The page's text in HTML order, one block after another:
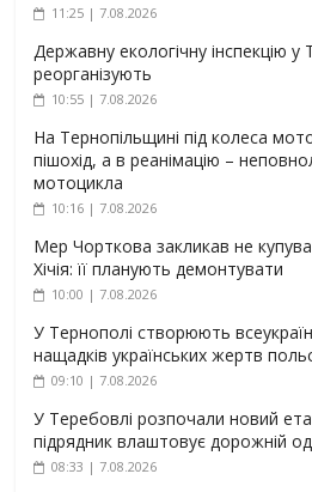
11:25 | 7.08.2026
Державну екологічну інспекцію у
реорганізують
10:55 | 7.08.2026
На Тернопільщині під колеса
пішохід, а в реанімацію –
мотоцикла
10:16 | 7.08.2026
Мер Чорткова закликав не
Хічія: її планують демонтувати
10:00 | 7.08.2026
У Тернополі створюють
нащадків українських жертв
09:10 | 7.08.2026
У Теребовлі розпочали новий
підрядник влаштовує дорожній
08:33 | 7.08.2026